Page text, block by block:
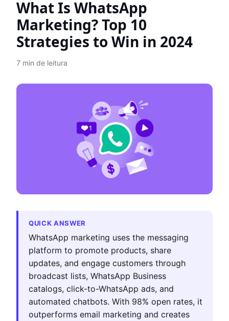
What Is WhatsApp
Marketing? Top 10
Strategies to Win in 2024
7 min de leitura
QUICK ANSWER
WhatsApp marketing uses the messaging
platform to promote products, share
updates, and engage customers through
broadcast lists, WhatsApp Business
catalogs, click-to-WhatsApp ads, and
automated chatbots. With 98% open rates, it
outperforms email marketing and creates